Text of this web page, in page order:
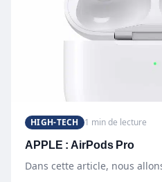
HIGH-TECH 1 min de lecture
APPLE : AirPods Pro
Dans cette article, nous